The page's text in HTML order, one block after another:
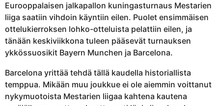
o
1
1
v
u
o
t
t
Eurooppalaisen jalkapallon kuningasturnaus Mestarien
liiga saatiin vihdoin käyntiin eilen. Puolet ensimmäisen
ottelukierroksen lohko-otteluista pelattiin eilen, ja
tänään keskiviikkona tuleen pääsevät turnauksen
ykkössuosikit Bayern Munchen ja Barcelona.
Barcelona yrittää tehdä tällä kaudella historiallista
temppua. Mikään muu joukkue ei ole aiemmin voittanut
nykymuotoista Mestarien liigaa kahtena kautena